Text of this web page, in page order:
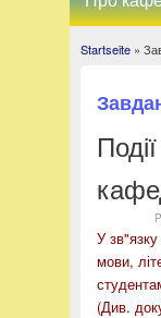
You
Startseite»
У
мови,
(Див.